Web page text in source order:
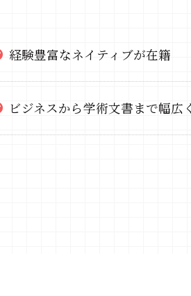
経験豊富なネイティブが在籍
ビジネスから学術文書まで幅広